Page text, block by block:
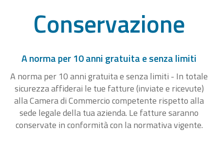
Conservazione
A norma per 10 anni gratuita e senza limiti
A norma per 10 anni gratuita e senza limiti - In totale
sicurezza affiderai le tue fatture (inviate e ricevute)
alla Camera di Commercio competente rispetto alla
sede legale della tua azienda. Le fatture saranno
conservate in conformità con la normativa vigente.